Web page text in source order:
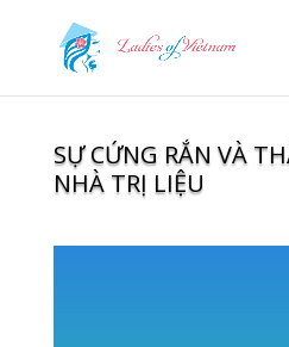
SỰ CỨNG RẮN VÀ
NHÀ TRỊ LIỆU